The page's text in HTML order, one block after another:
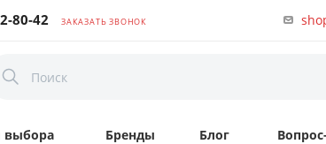
80-42 ЗАКАЗАТЬ ЗВОНОК
выбора Бренды Блог